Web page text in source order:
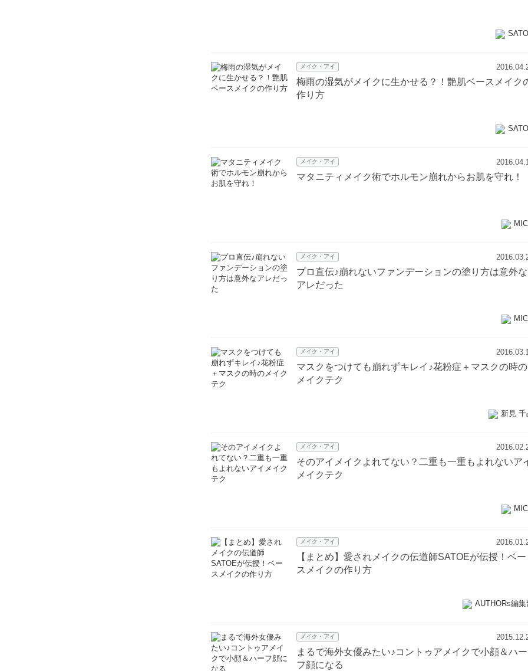
メイク・アイ
梅雨の湿気がメイクに生かせる？！艶肌ベースメイク
作り方
メイク・アイ
マタニティメイク術でホルモン崩れからお肌を守れ！
メイク・アイ
プロ直伝♪崩れないファンデーションの塗り方は意外な
アレだった
メイク・アイ
マスクをつけても崩れずキレイ♪花粉症＋マスクの時の
メイクテク
新見 千
メイク・アイ
そのアイメイクよれてない？二重も一重もよれないア
メイクテク
メイク・アイ
【まとめ】愛されメイクの伝道師SATOEが伝授！ベー
スメイクの作り方
AUTHORs編集
メイク・アイ
まるで海外女優みたい♪コントゥアメイクで小顔＆ハー
フ顔になる